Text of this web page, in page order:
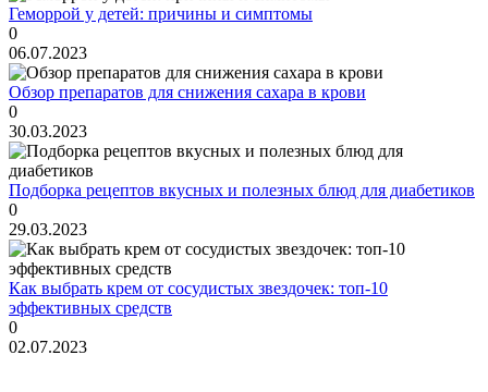
Геморрой у детей: причины и симптомы
0
06.07.2023
Обзор препаратов для снижения сахара в крови
0
30.03.2023
Подборка рецептов вкусных и полезных блюд для диабетиков
0
29.03.2023
Как выбрать крем от сосудистых звездочек: топ-10
эффективных средств
0
02.07.2023